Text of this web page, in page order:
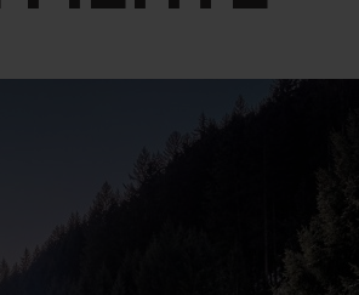
Yoga & Fitness